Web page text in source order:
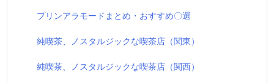
プリンアラモードまとめ・おすすめ〇選
純喫茶、ノスタルジックな喫茶店（関東）
純喫茶、ノスタルジックな喫茶店（関西）